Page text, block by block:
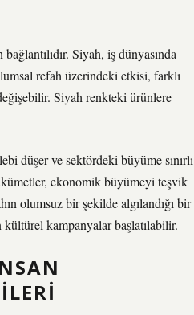
Siyah, iş dünyasında
refah üzerindeki etkisi, farklı
Siyah renkteki ürünlere
düşer ve sektördeki büyüme sınırlı
ekonomik büyümeyi teşvik
olumsuz bir şekilde algılandığı bir
kampanyalar başlatılabilir.